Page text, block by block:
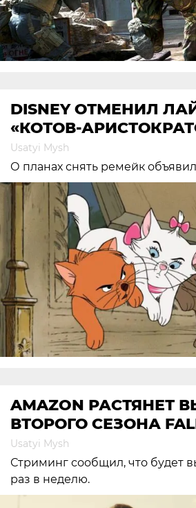
DISNEY ОТМЕНИЛ
«КОТОВ-
Usatyi Mysh
О планах снять ремейк
AMAZON РАСТЯНЕТ
ВТОРОГО СЕЗОНА
Usatyi Mysh
Стриминг сообщил, что будет
раз в неделю.